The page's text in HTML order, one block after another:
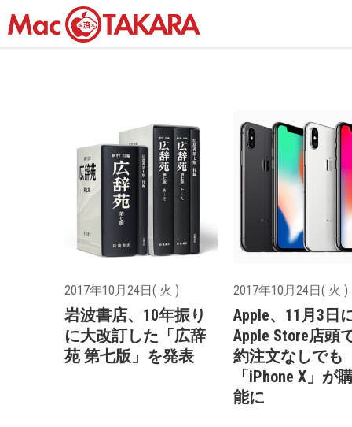
2017年10月24日( 火 )
岩波書店、10年振り
に大改訂した「広辞
苑 第七版」を発表
2017年10月24日( 火 )
Apple、11月3日
Apple Store店頭
約注文なしでも
「iPhone X」が
能に